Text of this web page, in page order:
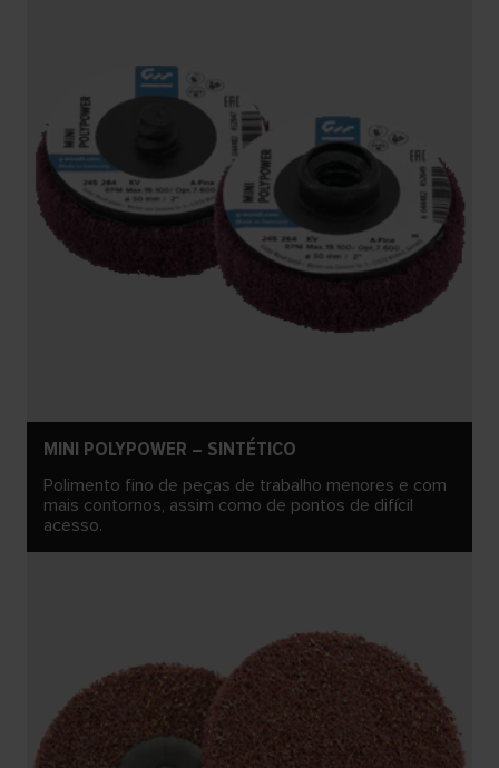
MINI POLYPOWER – SINTÉTICO
Polimento fino de peças de trabalho menores e com
mais contornos, assim como de pontos de difícil
acesso.